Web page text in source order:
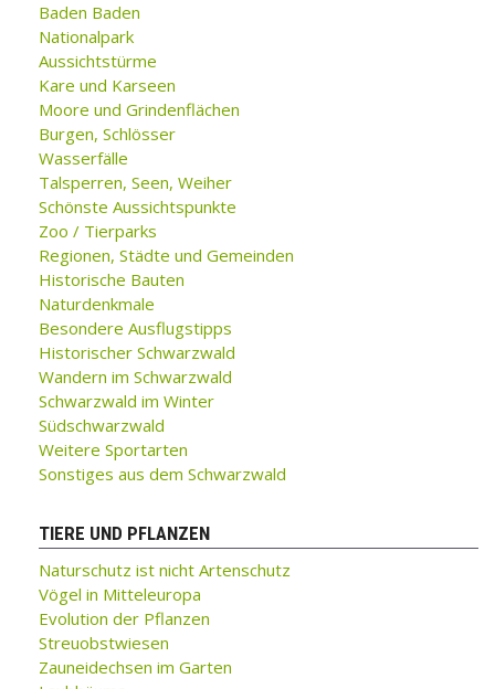
Baden Baden
Nationalpark
Aussichtstürme
Kare und Karseen
Moore und Grindenflächen
Burgen, Schlösser
Wasserfälle
Talsperren, Seen, Weiher
Schönste Aussichtspunkte
Zoo / Tierparks
Regionen, Städte und Gemeinden
Historische Bauten
Naturdenkmale
Besondere Ausflugstipps
Historischer Schwarzwald
Wandern im Schwarzwald
Schwarzwald im Winter
Südschwarzwald
Weitere Sportarten
Sonstiges aus dem Schwarzwald
TIERE UND PFLANZEN
Naturschutz ist nicht Artenschutz
Vögel in Mitteleuropa
Evolution der Pflanzen
Streuobstwiesen
Zauneidechsen im Garten